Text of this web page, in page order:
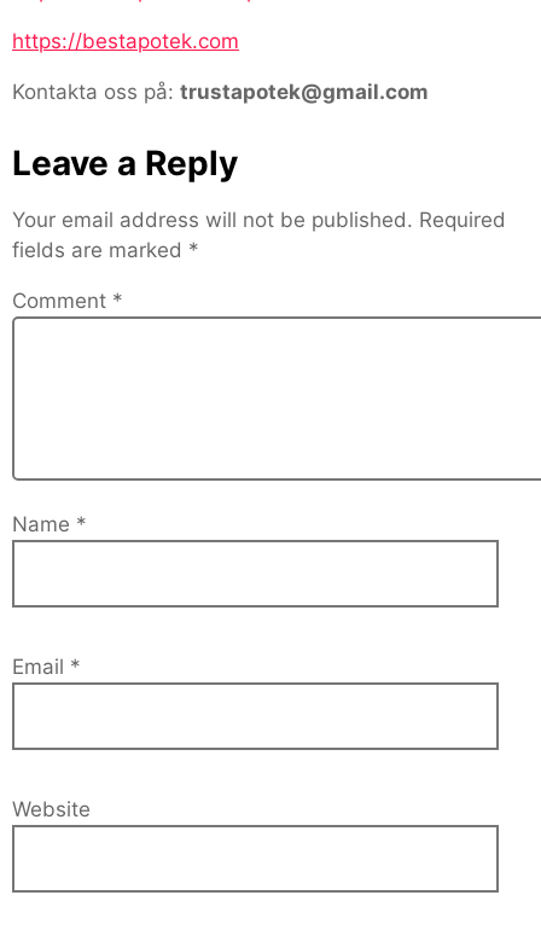
https://bestapotek.com
Kontakta oss på: trustapotek@gmail.com
Leave a Reply
Your email address will not be published. Required
fields are marked *
Comment *
Name *
Email *
Website